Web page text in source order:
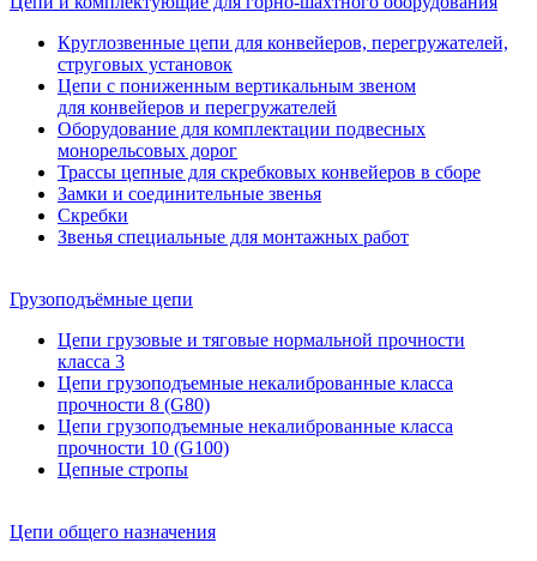
Круглозвенные цепи для конвейеров, перегружателей,
струговых установок
Цепи с пониженным вертикальным звеном
для конвейеров и перегружателей
Оборудование для комплектации подвесных
монорельсовых дорог
Трассы цепные для скребковых конвейеров в сборе
Замки и соединительные звенья
Скребки
Звенья специальные для монтажных работ
Грузоподъёмные цепи
Цепи грузовые и тяговые нормальной прочности
класса 3
Цепи грузоподъемные некалиброванные класса
прочности 8 (G80)
Цепи грузоподъемные некалиброванные класса
прочности 10 (G100)
Цепные стропы
Цепи общего назначения